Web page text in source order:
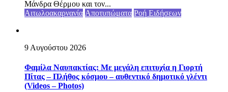
Μάνδρα Θέρμου και τον...
Αιτωλοακαρνανία Αποτυπώματα Ροή Ειδήσεων
9 Αυγούστου 2026
Φαμίλα Ναυπακτίας: Με μεγάλη επιτυχία η Γιορτή
Πίτας – Πλήθος κόσμου – αυθεντικό δημοτικό γλέντι
(Videos – Photos)